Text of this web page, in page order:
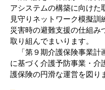
アシステムの構築に向けた
見守りネットワーク模擬訓
災害時の避難支援の仕組み
取り組んでまいります。
「第９期介護保険事業計
に基づく介護予防事業・介
護保険の円滑な運営を図り